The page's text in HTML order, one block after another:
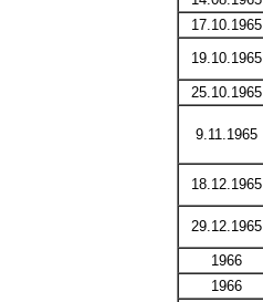
17.10.1965
19.10.1965
25.10.1965
9.11.1965
18.12.1965
29.12.1965
1966
1966